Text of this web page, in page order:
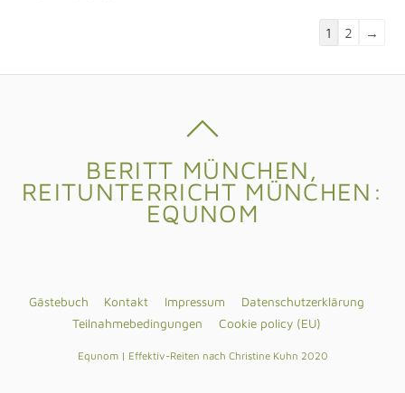
Navigation
1 2 →
BERITT MÜNCHEN,
REITUNTERRICHT MÜNCHEN:
EQUNOM
Gästebuch Kontakt Impressum
Datenschutzerklärung
Teilnahmebedingungen
Cookie policy (EU)
Equnom | Effektiv-Reiten nach Christine Kuhn 2020